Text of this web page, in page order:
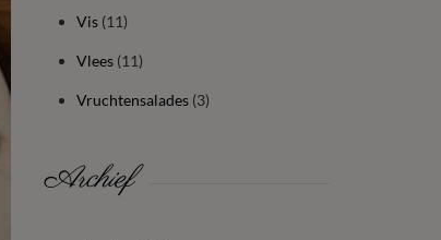
Vis(11)
Vlees(11)
Vruchtensalades(3)
Archief